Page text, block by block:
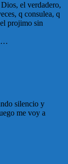
el verdadero,
q consulea, q
projimo sin
silencio y
me voy a